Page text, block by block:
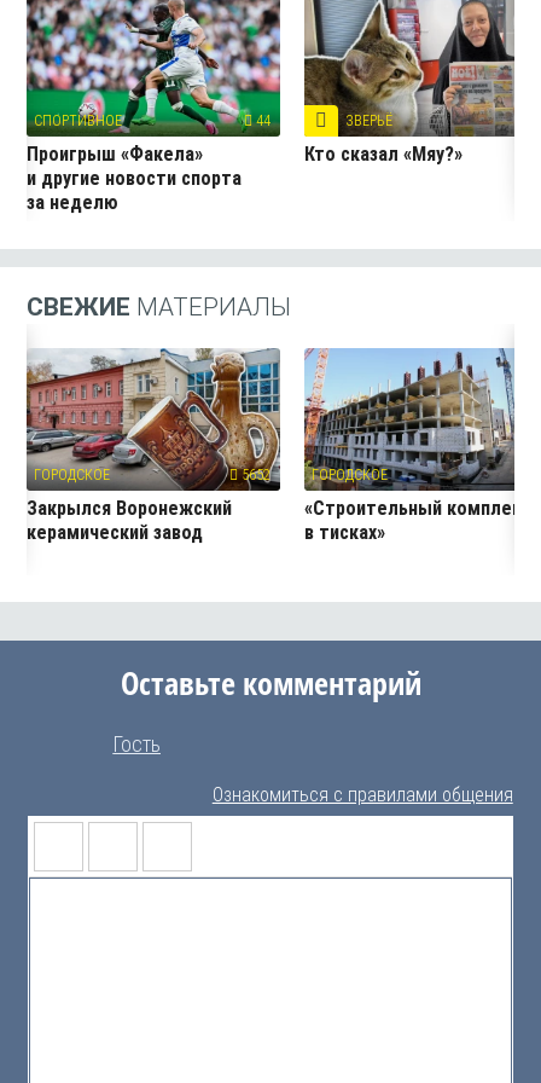
СПОРТИВНОЕ 44
Проигрыш «Факела»
и другие новости спорта
за неделю
ЗВЕРЬЁ
Кто сказал «Мяу?»
СВЕЖИЕ МАТЕРИАЛЫ
ГОРОДСКОЕ 5652
Закрылся Воронежский
керамический завод
ГОРОДСКОЕ
«Строительный комплекс
в тисках»
Оставьте комментарий
Гость
Ознакомиться с правилами общения